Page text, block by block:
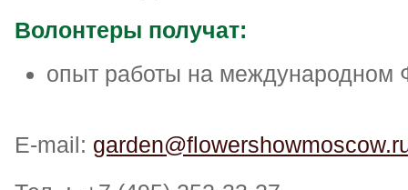
Волонтеры получат:
опыт работы на международном
E-mail: